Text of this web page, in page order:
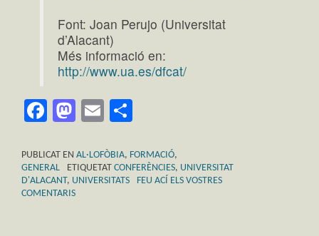
Font: Joan Perujo (Universitat
d’Alacant)
Més informació en:
http://www.ua.es/dfcat/
Facebook
Mastodon
Email
PUBLICAT EN AL·LOFÒBIA, FORMACIÓ,
GENERAL
ETIQUETAT CONFERÈNCIES, UNIVERSITAT
D'ALACANT, UNIVERSITATS
FEU ACÍ ELS VOSTRES
COMENTARIS